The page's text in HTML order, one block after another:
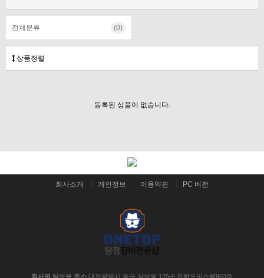
전체분류 (0)
상품정렬
등록된 상품이 없습니다.
회사소개 개인정보 이용약관 PC 버전
회사명 탐정몰 주소 대전광역시 동구 삼성동 125-6 한밭오피스텔903호